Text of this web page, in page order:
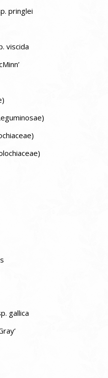
pringlei
viscida
gallica